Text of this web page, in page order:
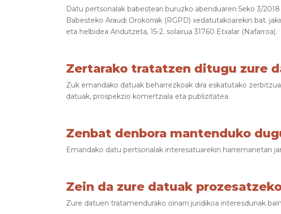
Datu pertsonalak babesteari buruzko abenduaren 5eko 3/
Babesteko Araudi Orokorrak (RGPD) xedatutakoarekin bat.
eta helbidea Andutzeta, 15-2. solairua 31760 Etxalar (Nafarroa).
Zertarako tratatzen ditugu zure
Zuk emandako datuak beharrezkoak dira eskatutako
datuak, prospekzio komertziala eta publizitatea.
Zenbat denbora mantenduko
Emandako datu pertsonalak interesatuarekin harremanetan
Zein da zure datuak
Zure datuen tratamendurako oinarri juridikoa interesdunak